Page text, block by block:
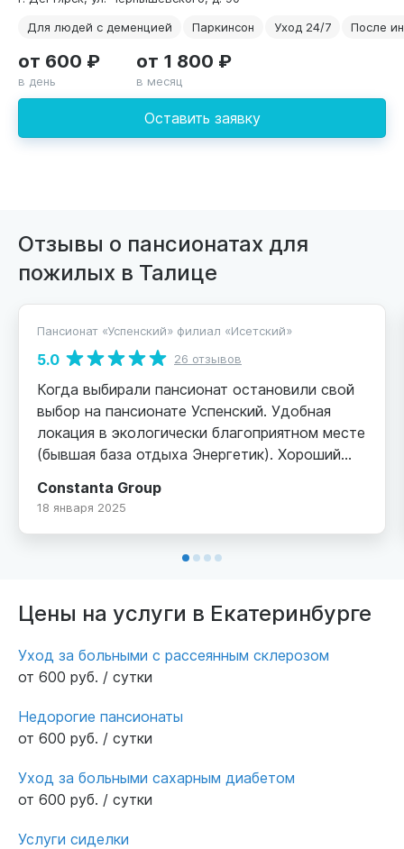
Для людей с деменцией
Паркинсон Уход 24/7 После
Оставить заявку
от 600 ₽
в день
от 1 800 ₽
в месяц
Отзывы о пансионатах для
пожилых в Талице
Пансионат «Успенский» филиал «Исетский»
5.0 26 отзывов
Когда выбирали пансионат остановили свой
выбор на пансионате Успенский. Удобная
локация в экологически благоприятном месте
(бывшая база отдыха Энергетик). Хороший
благоустроенная территория, парковка.
Внутри просторно, комфортные двухместные
с диванами и телевизором. Персонал добрый
должном уровне. От нас искренние слова
благодарности.
Constanta Group
18 января 2025
Цены на услуги в Екатеринбурге
Уход за больными с рассеянным склерозом
от 600 руб. / сутки
Недорогие пансионаты
от 600 руб. / сутки
Уход за больными сахарным диабетом
от 600 руб. / сутки
Услуги сиделки